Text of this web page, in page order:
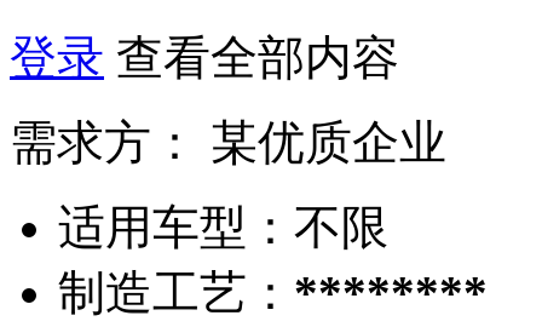
登录 查看全部内容
需求方：
某优质企业
适用车型： 不限
制造工艺： ********